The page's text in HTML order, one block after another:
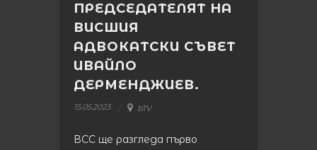
ПРЕДСЕДАТЕЛЯТ НА
ВИСШИЯ
АДВОКАТСКИ СЪВЕТ
ИВАЙЛО
ДЕРМЕНДЖИЕВ.
15.05.2023 bTV
ВСС ще разгледа първо